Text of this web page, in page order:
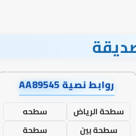
روابط نصية AA89545
سطحة الرياض
سطحه
سطحة بين
سطحة